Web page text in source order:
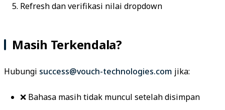
Refresh dan verifikasi nilai dropdown
Masih Terkendala?
Hubungi success@vouch-technologies.com jika:
❌ Bahasa masih tidak muncul setelah disimpan